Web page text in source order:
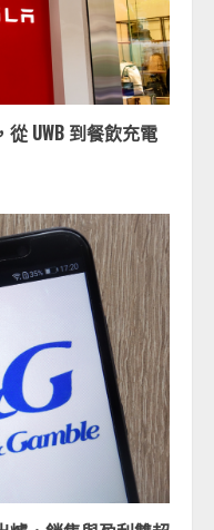
從 UWB 到餐飲充電